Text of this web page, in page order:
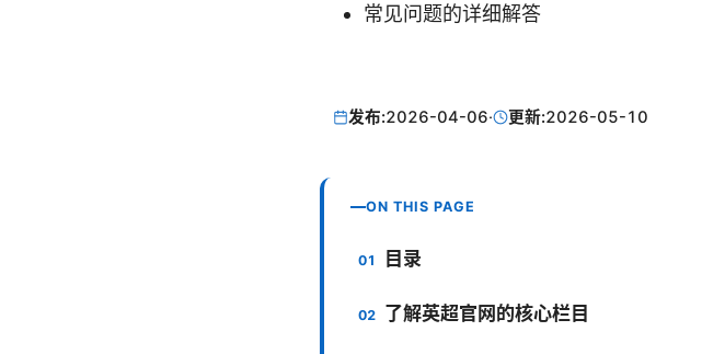
常见问题的详细解答
发布:2026-04-06· 更新:2026-05-10
ON THIS PAGE
目录
了解英超官网的核心栏目